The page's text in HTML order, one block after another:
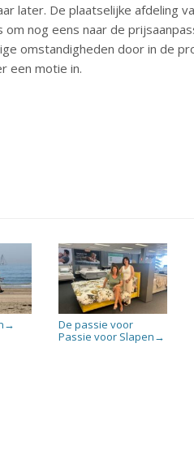
later. De plaatselijke afdeling
nog eens naar de
omstandigheden door in de
een motie in.
→
De passie voor
Passie voor Slapen →